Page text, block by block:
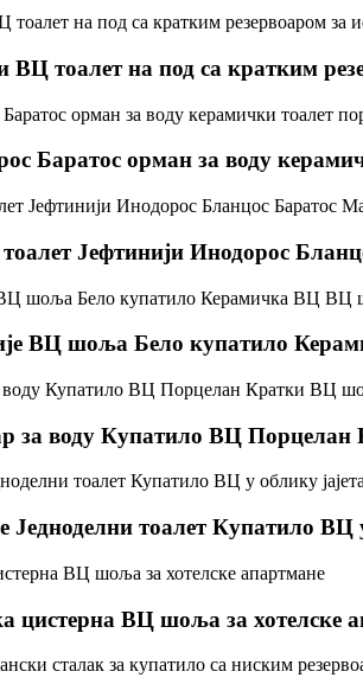
тоалет на под са кратким
Баратос орман за воду
тоалет Јефтинији Инодорос
ВЦ шоља Бело купатило
за воду Купатило ВЦ
Једноделни тоалет Купатило
цистерна ВЦ шоља за хотелске